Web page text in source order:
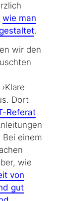
wie man
.
wir den
Dort
Referat
einem
wie
von
gut